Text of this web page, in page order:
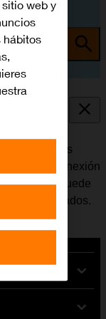
los
conexión
se puede
desactivados.
web y
hábitos